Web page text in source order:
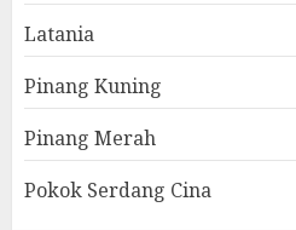
Latania
Pinang Kuning
Pinang Merah
Pokok Serdang Cina